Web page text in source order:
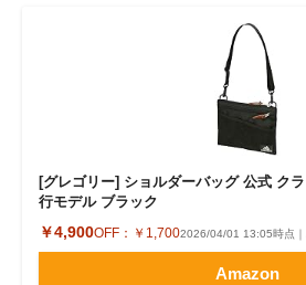
[グレゴリー] ショルダーバッグ 公式 ク
行モデル ブラック
￥4,900OFF： ￥1,7002026/04/01 13:05時点
Amazon